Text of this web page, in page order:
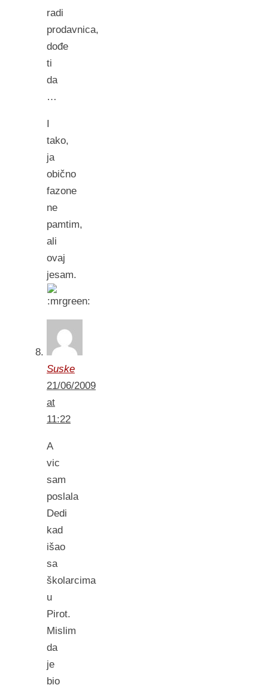
radi
prodavnica,
dođe
ti
da
…
tako,
ja
obično
fazone
ne
pamtim,
ali
ovaj
jesam.
Suske
21/06/2009
at
11:22
A
vic
sam
poslala
Dedi
kad
išao
sa
školarcima
u
Pirot.
Mislim
da
je
bio